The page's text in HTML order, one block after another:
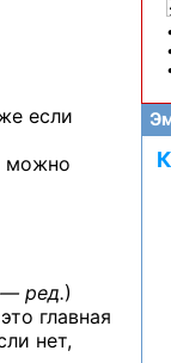
если
можно
ред.)
главная
нет,